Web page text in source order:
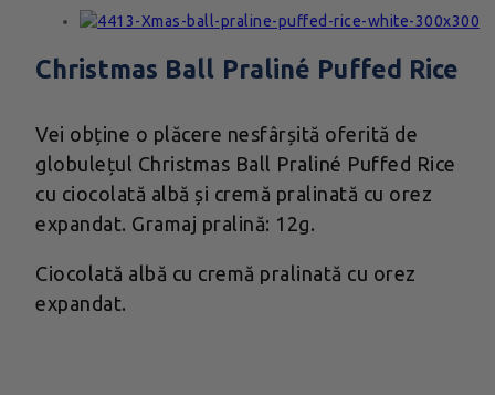
Christmas Ball Praliné Puffed Rice
Vei obține o plăcere nesfârșită oferită de
globulețul Christmas Ball Praliné Puffed Rice
cu ciocolată albă și cremă pralinată cu orez
expandat. Gramaj pralină: 12g.
Ciocolată albă cu cremă pralinată cu orez
expandat.